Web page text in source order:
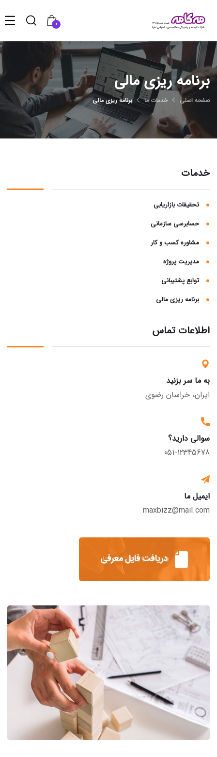
0
برنامه ریزی مالی
صفحه اصلی خدمات ما برنامه ریزی مالی
خدمات
تحقیقات بازاریابی
حسابرسی سازمانی
مشاوره کسب و کار
مدیریت پروژه
توابع پشتیبانی
برنامه ریزی مالی
اطلاعات تماس
به ما سر بزنید
ایران، خراسان رضوی
سوالی دارید؟
051-12345678
ایمیل ما
maxbizz@mail.com